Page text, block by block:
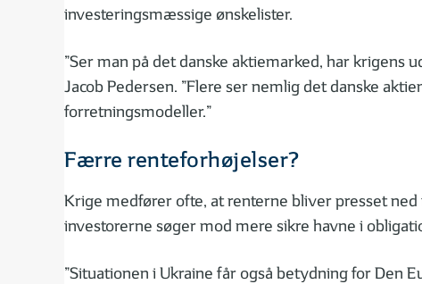
investeringsmæssige ønskelister.
”Ser man på det danske aktiemarked, har
Jacob Pedersen. ”Flere ser nemlig det danske
forretningsmodeller.”
Færre renteforhøjelser?
Krige medfører ofte, at renterne bliver presset
investorerne søger mod mere sikre havne i
”Situationen i Ukraine får også betydning for Den